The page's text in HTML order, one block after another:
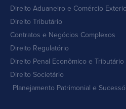
Direito Aduaneiro e Comércio
Direito Tributário
Contratos e Negócios Complexos
Direito Regulatório
Direito Penal Econômico e Tributário
Direito Societário
Planejamento Patrimonial e